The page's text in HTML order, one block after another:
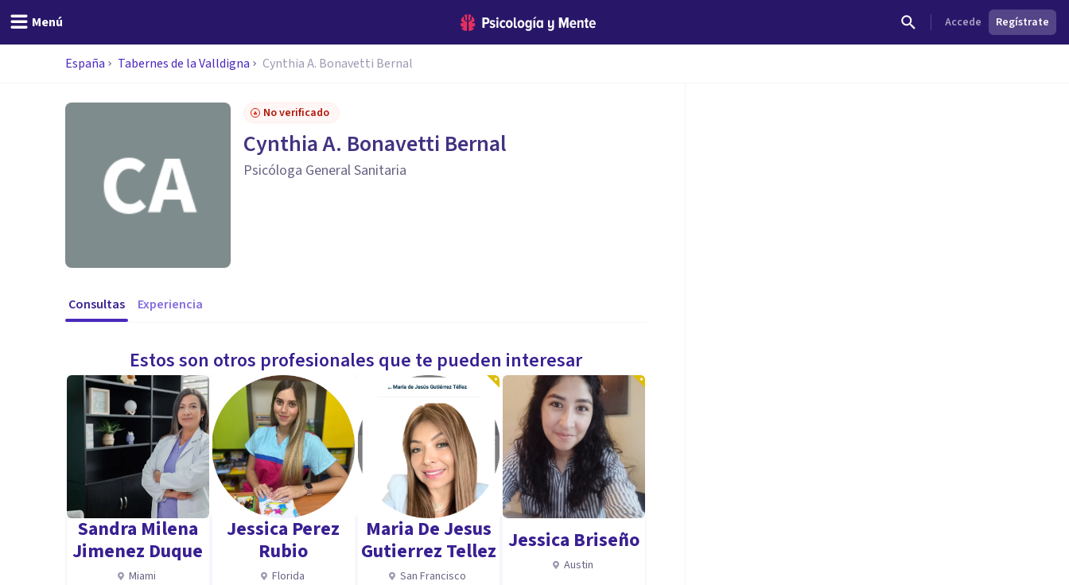
Menú Accede Regístrate
España Tabernes de la Valldigna Cynthia A. Bonavetti Bernal
No verificado
Cynthia A. Bonavetti Bernal
Psicóloga General Sanitaria
Consultas Experiencia
Estos son otros profesionales que te pueden interesar
Sandra Milena
Jimenez Duque
Miami
Jessica Perez
Rubio
Florida
Maria De Jesus
Gutierrez Tellez
San Francisco
Jessica Briseño
Austin